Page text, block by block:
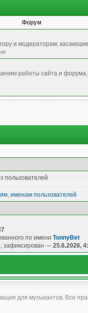
Форум
и модераторам,
работы сайта и
пользователей
, именам пользователей
по имени TonnyBet
, зафиксирован — 25.6.2026,
для музыкантов. Все